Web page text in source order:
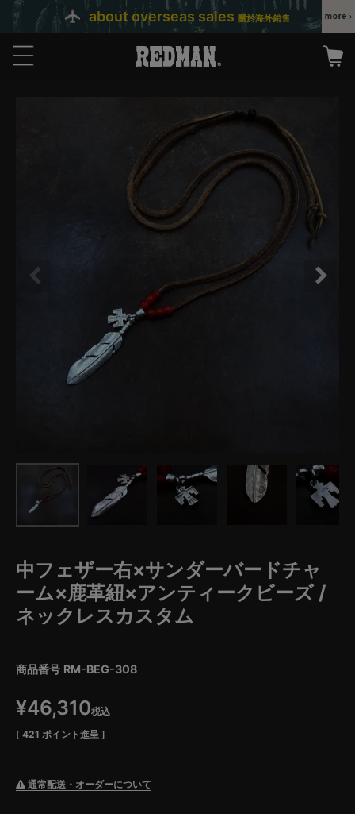
about overseas sales 關於海外銷售
中フェザー右×サンダーバードチャ
ーム×鹿革紐×アンティークビーズ /
ネックレスカスタム
商品番号 RM-BEG-308
¥46,310税込
[ 421 ポイント進呈 ]
通常配送・オーダーについて